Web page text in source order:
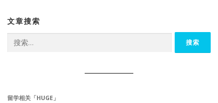
文章搜索
索：
留学相关「HUGE」